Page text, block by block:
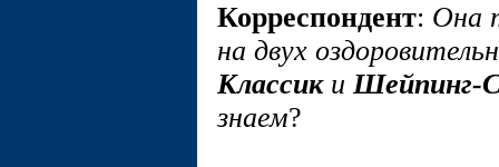
Корреспондент: Она
на двух
Классики
знаем?